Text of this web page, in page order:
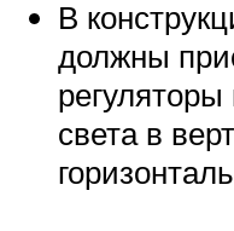
В
должны
света в